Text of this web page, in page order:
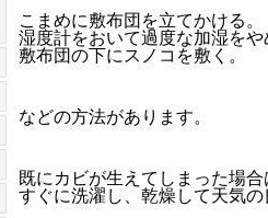
こまめに敷布団を立てかける。
湿度計をおいて過度な加湿をや
敷布団の下にスノコを敷く。
などの方法があります。
既にカビが生えてしまった場合
すぐに洗濯し、乾燥して天気